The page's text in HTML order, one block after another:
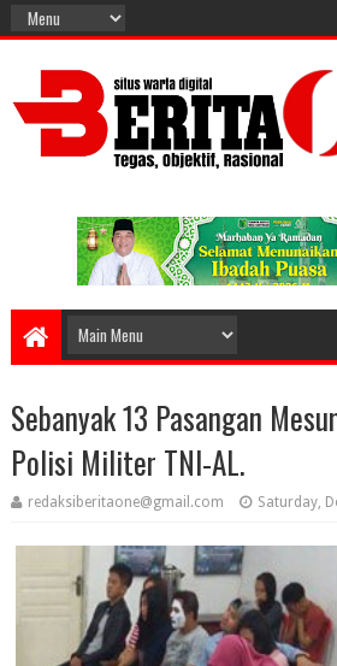
Sebanyak 13 Pasangan
Polisi Militer TNI-AL.
redaksiberitaone@gmail.com Saturday,